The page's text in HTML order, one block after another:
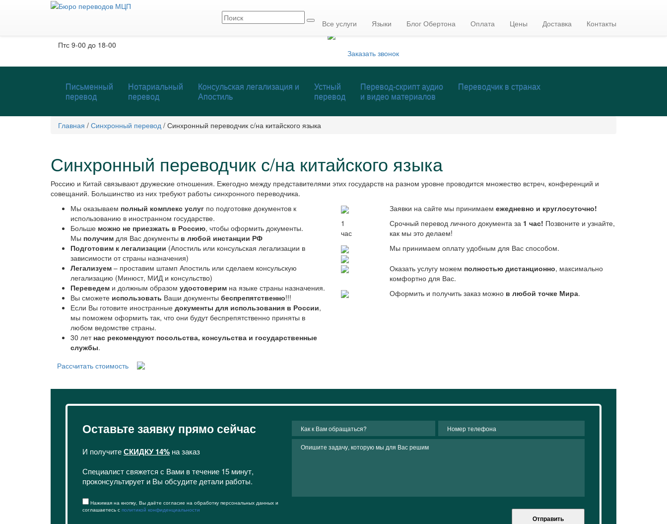
Все услуги Языки Блог Обертона Оплата Цены Доставка Контакты
Москва, м. Тургеневская, Чистые пруды
Птс 9-00 до 18-00
+7 (495) 795-84-05
Заказать звонок
Письменный
перевод
Нотариальный
перевод
Консульская легализация и
Апостиль
Устный
перевод
Перевод-скрипт аудио
и видео материалов
Переводчик в странах
Главная / Синхронный перевод / Синхронный переводчик с/на китайского языка
Синхронный переводчик с/на китайского языка
Россию и Китай связывают дружеские отношения. Ежегодно между представителями этих государств на разном уровне проводится множество встреч, конференций и
совещаний. Большинство из них требуют работы синхронного переводчика.
Мы оказываем полный комплекс услуг по подготовке документов к
использованию в иностранном государстве.
Больше можно не приезжать в Россию, чтобы оформить документы.
Мы получим для Вас документы в любой инстанции РФ
Подготовим к легализации (Апостиль или консульская легализации в
зависимости от страны назначения)
Легализуем – проставим штамп Апостиль или сделаем консульскую
легализацию (Минюст, МИД и консульство)
Переведем и должным образом удостоверим на языке страны назначения.
Вы сможете использовать Ваши документы беспрепятственно!!!
Если Вы готовите иностранные документы для использования в России,
мы поможем оформить так, что они будут беспрепятственно приняты в
любом ведомстве страны.
30 лет нас рекомендуют посольства, консульства и государственные
службы.
Заявки на сайте мы принимаем ежедневно и круглосуточно!
1
час
Срочный перевод личного документа за 1 час! Позвоните и узнайте,
как мы это делаем!
Мы принимаем оплату удобным для Вас способом.
Оказать услугу можем полностью дистанционно, максимально
комфортно для Вас.
Оформить и получить заказ можно в любой точке Мира.
Рассчитать стоимость
Оставьте заявку прямо сейчас
И получитеСКИДКУ 14% на заказ
Специалист свяжется с Вами в течение 15 минут,
проконсультирует и Вы обсудите детали работы.
Нажимая на кнопку, Вы даёте согласие на обработку персональных данных и
соглашаетесь с политикой конфиденциальности
Отправить